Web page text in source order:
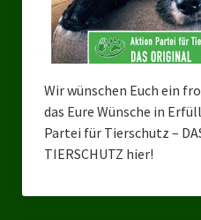
Landesverband Sachsen
Landesverband Schleswig-
Landesverband Hamburg
Landesverband Berlin
Wir wünschen Euch ein
das Eure Wünsche in
Partei für Tierschutz –
TIERSCHUTZ hier!